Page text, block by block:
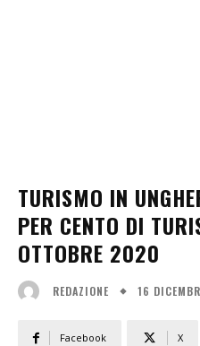
TURISMO IN
PER CENTO DI
OTTOBRE 2020
REDAZIONE 16
Facebook X